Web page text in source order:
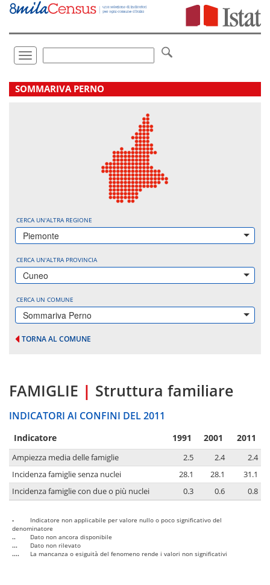
Vai
direttamente
Toggle
navigation
.
SOMMARIVA PERNO
CERCA UN'ALTRA REGIONE
Piemonte
CERCA UN'ALTRA PROVINCIA
Cuneo
CERCA UN COMUNE
Sommariva Perno
TORNA AL COMUNE
FAMIGLIE | Struttura familiare
INDICATORI AI CONFINI DEL 2011
Indicatore 1991 2001 2011
Ampiezza media delle famiglie 2.5 2.4
2.4
Incidenza famiglie senza nuclei
28.1 28.1
31.1
Incidenza famiglie con due o più nuclei
0.3 0.6 0.8
-
Indicatore non applicabile per valore nullo o poco significativo del
denominatore
..
Dato non ancora disponibile
...
Dato non rilevato
....
La mancanza o esiguità del fenomeno rende i valori non significativi